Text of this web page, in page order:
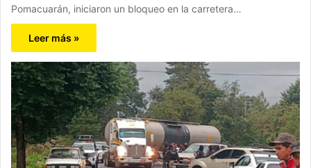
Pomacuarán, iniciaron un bloqueo en la carretera…
Leer más »